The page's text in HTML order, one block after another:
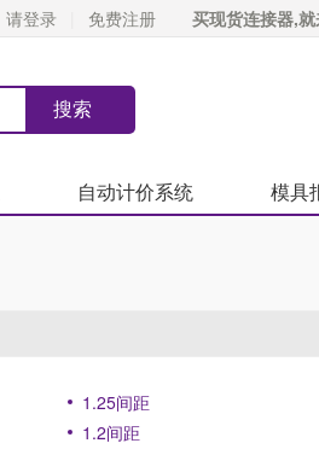
请登录 免费注册 买现货连接器,
自动计价系统 模具
1.25间距
1.2间距